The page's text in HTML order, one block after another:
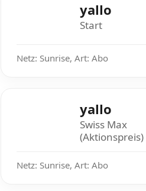
yallo
Start
Netz: Sunrise, Art: Abo
yallo
Swiss Max
(Aktionspreis)
Netz: Sunrise, Art: Abo